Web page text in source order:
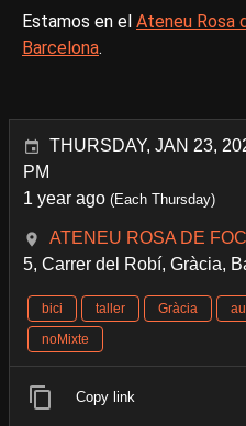
Estamos en el Ateneu Rosa
Barcelona.
THURSDAY, JAN 23,
PM
1 year ago (Each Thursday)
ATENEU ROSA DE FOC
5, Carrer del Robí, Gràcia,
bici taller Gràcia
noMixte
Copy link